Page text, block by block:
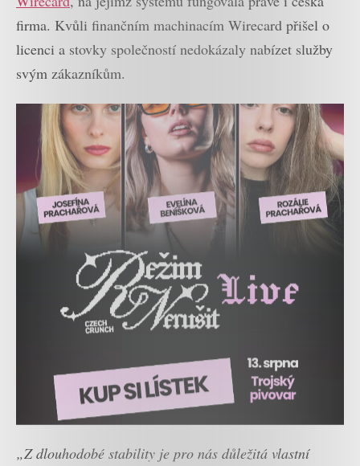
firma. Kvůli finančním machinacím Wirecard přišel o
licenci a stovky společností nedokázaly nabízet služby
svým zákazníkům.
„Z dlouhodobé stability je pro nás důležitá vlastní